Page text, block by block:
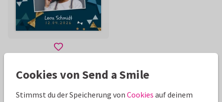
Schöne Extras zu deiner Karte
Cookies von Send a Smile
Stimmst du der Speicherung von Cookies auf deinem